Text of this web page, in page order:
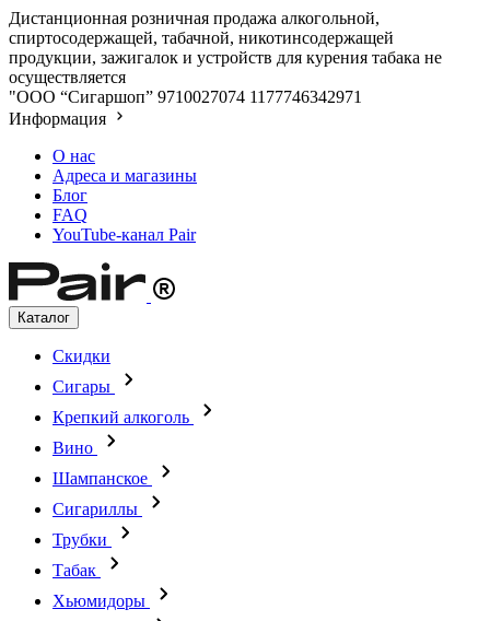
Дистанционная розничная продажа алкогольной,
спиртосодержащей, табачной, никотинсодержащей
продукции, зажигалок и устройств для курения табака не
осуществляется
"ООО “Сигаршоп” 9710027074 1177746342971
Информация
О нас
Адреса и магазины
Блог
FAQ
YouTube-канал Pair
Каталог
Скидки
Сигары
Крепкий алкоголь
Вино
Шампанское
Сигариллы
Трубки
Табак
Хьюмидоры